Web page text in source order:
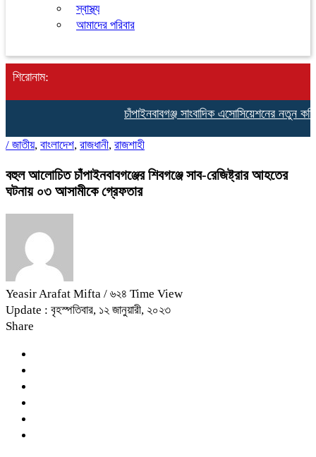
স্বাস্থ্য
আমাদের পরিবার
শিরোনাম:
চাঁপাইনবাবগঞ্জ সাংবাদিক এসোসিয়েশনের নতুন
/ জাতীয়, বাংলাদেশ, রাজধানী, রাজশাহী
বহুল আলোচিত চাঁপাইনবাবগঞ্জের শিবগঞ্জে সাব-রেজিষ্ট্রার আহতের
ঘটনায় ০৩ আসামীকে গ্রেফতার
Yeasir Arafat Mifta / ৬২৪ Time View
Update : বৃহস্পতিবার, ১২ জানুয়ারী, ২০২৩
Share